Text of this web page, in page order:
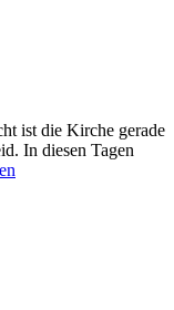
ist die Kirche gerade
In diesen Tagen